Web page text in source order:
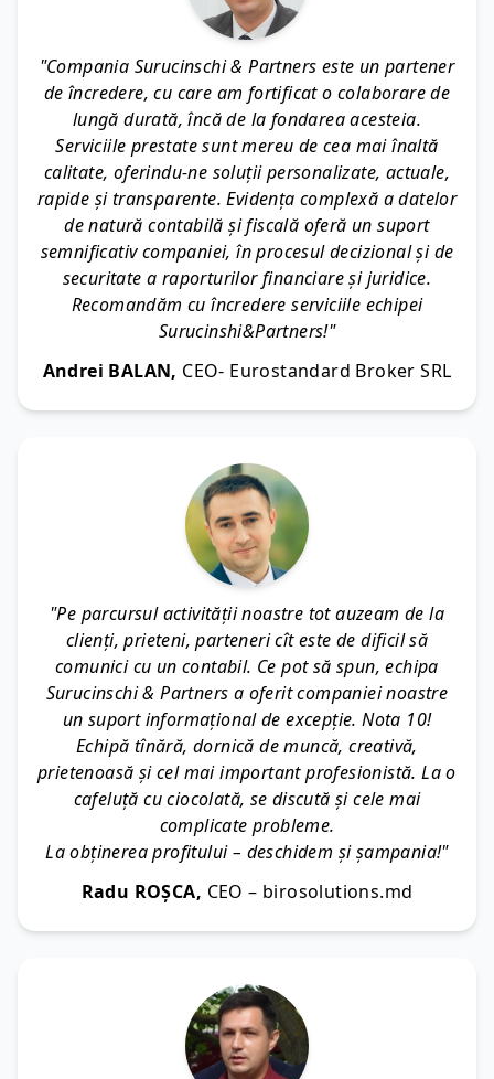
"Compania Surucinschi & Partners este un partener
de încredere, cu care am fortificat o colaborare de
lungă durată, încă de la fondarea acesteia.
Serviciile prestate sunt mereu de cea mai înaltă
calitate, oferindu-ne soluții personalizate, actuale,
rapide și transparente. Evidența complexă a datelor
de natură contabilă și fiscală oferă un suport
semnificativ companiei, în procesul decizional și de
securitate a raporturilor financiare și juridice.
Recomandăm cu încredere serviciile echipei
Surucinshi&Partners!"
Andrei BALAN, CEO- Eurostandard Broker SRL
"Pe parcursul activității noastre tot auzeam de la
clienți, prieteni, parteneri cît este de dificil să
comunici cu un contabil. Ce pot să spun, echipa
Surucinschi & Partners a oferit companiei noastre
un suport informațional de excepție. Nota 10!
Echipă tînără, dornică de muncă, creativă,
prietenoasă și cel mai important profesionistă. La o
cafeluță cu ciocolată, se discută și cele mai
complicate probleme.
La obținerea profitului – deschidem și șampania!"
Radu ROȘCA, CEO – birosolutions.md